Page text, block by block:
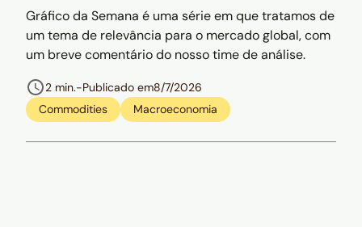
Gráfico da Semana é uma série em que tratamos de
um tema de relevância para o mercado global, com
um breve comentário do nosso time de análise.
2 min.-Publicado em8/7/2026
Commodities
Macroeconomia